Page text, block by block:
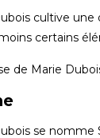
cultive
certains
se